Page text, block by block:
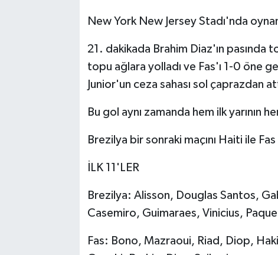
New York New Jersey Stadı'nda
21. dakikada Brahim Diaz'ın pasında
topu ağlara yolladı ve Fas'ı 1-0 öne
Junior'un ceza sahası sol çaprazdan
Bu gol aynı zamanda hem ilk yarının
Brezilya bir sonraki maçını Haiti ile
İLK 11'LER
Brezilya: Alisson, Douglas Santos,
Casemiro, Guimaraes, Vinicius,
Fas: Bono, Mazraoui, Riad, Diop,